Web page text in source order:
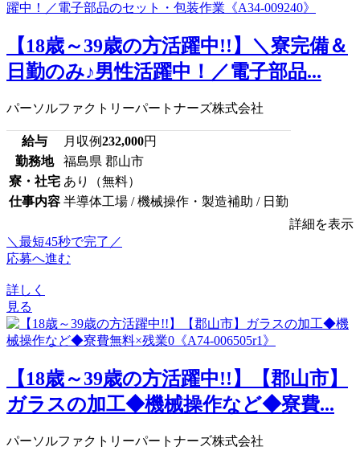
【18歳～39歳の方活躍中!!】＼寮完備＆
日勤のみ♪男性活躍中！／電子部品...
パーソルファクトリーパートナーズ株式会社
給与 月収例232,000円
勤務地
福島県 郡山市
寮・社宅 あり（無料）
仕事内容 半導体工場 / 機械操作・製造補助 / 日勤
詳細を表示
＼最短45秒で完了／
応募へ進む
詳しく
見る
【18歳～39歳の方活躍中!!】【郡山市】
ガラスの加工◆機械操作など◆寮費...
パーソルファクトリーパートナーズ株式会社